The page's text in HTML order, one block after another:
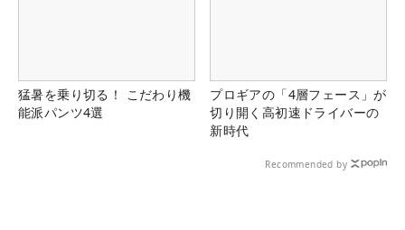
猛暑を乗り切る！ こだわり機
能派パンツ4選
プロギアの「4層フェース」が
切り開く高初速ドライバーの
新時代
Recommended by